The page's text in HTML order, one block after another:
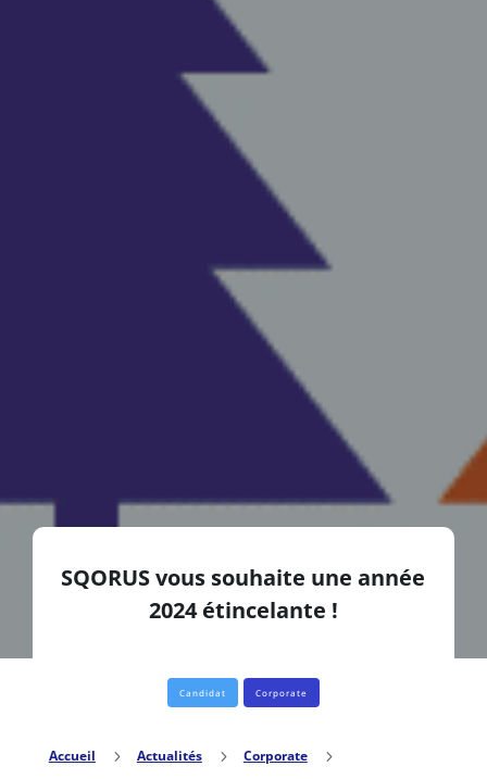
SQORUS vous souhaite une année
2024 étincelante !
Candidat Corporate
Accueil 5 Actualités 5 Corporate 5